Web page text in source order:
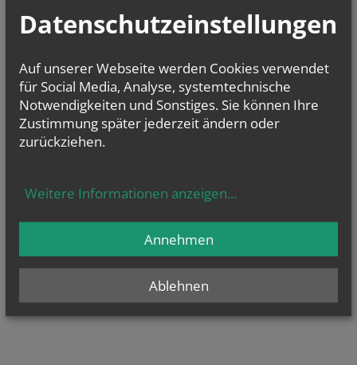
Das Hochfest der Aufnahme Mariens in den Himmel feierten wir heute
in der Augustinerkirche mit einem Hochamt, das mit der
wunderschönen Messe A-Dur von J. G. Rheinberger musikalisch gestaltet
wurde. EIN GESEGNETES MARIENFEST allen, die mit uns und unserer
Gemeinschaft verbunden sind!
Datenschutzeinstellungen
Auf unserer Webseite werden Cookies verwendet
für Social Media, Analyse, systemtechnische
Notwendigkeiten und Sonstiges. Sie können Ihre
Zustimmung später jederzeit ändern oder
zurückziehen.
Weitere Informationen anzeigen...
Ablehnen
Annehmen